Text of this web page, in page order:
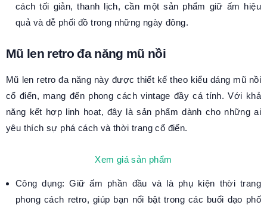
cách tối giản, thanh lịch, cần một sản phẩm giữ ấm hiệu
quả và dễ phối đồ trong những ngày đông.
Mũ len retro đa năng mũ nồi
Mũ len retro đa năng này được thiết kế theo kiểu dáng mũ nồi
cổ điển, mang đến phong cách vintage đầy cá tính. Với khả
năng kết hợp linh hoạt, đây là sản phẩm dành cho những ai
yêu thích sự phá cách và thời trang cổ điển.
Xem giá sản phẩm
Công dụng: Giữ ấm phần đầu và là phụ kiện thời trang
phong cách retro, giúp bạn nổi bật trong các buổi dạo phố